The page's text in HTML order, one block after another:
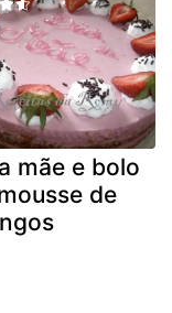
mãe e bolo
de